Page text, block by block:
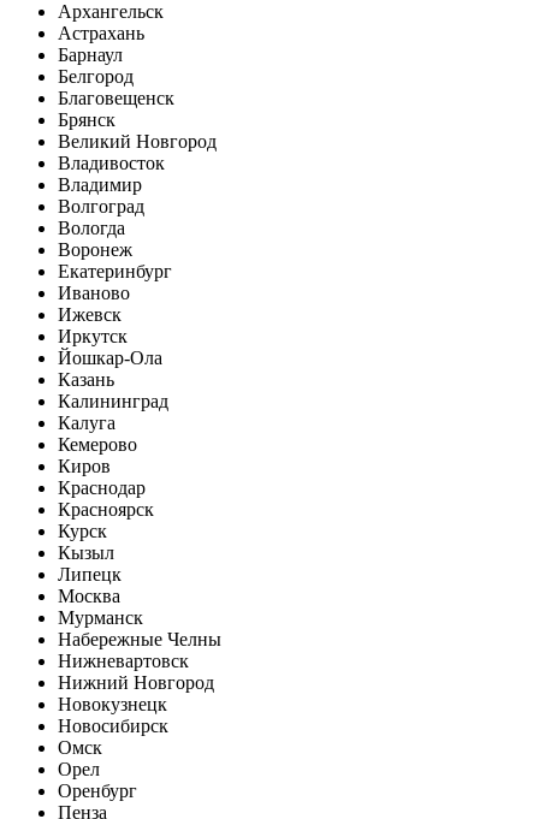
Архангельск
Астрахань
Барнаул
Белгород
Благовещенск
Брянск
Великий Новгород
Владивосток
Владимир
Волгоград
Вологда
Воронеж
Екатеринбург
Иваново
Ижевск
Иркутск
Йошкар-Ола
Казань
Калининград
Калуга
Кемерово
Киров
Краснодар
Красноярск
Курск
Кызыл
Липецк
Москва
Мурманск
Набережные Челны
Нижневартовск
Нижний Новгород
Новокузнецк
Новосибирск
Омск
Орел
Оренбург
Пенза